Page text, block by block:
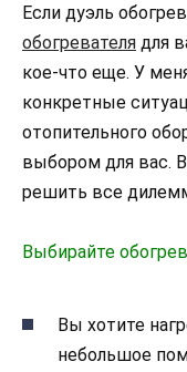
Если дуэль
обогревателя для
кое-что еще. У
конкретные
отопительного
выбором для вас.
решить все
Выбирайте
Вы хотите
небольшое